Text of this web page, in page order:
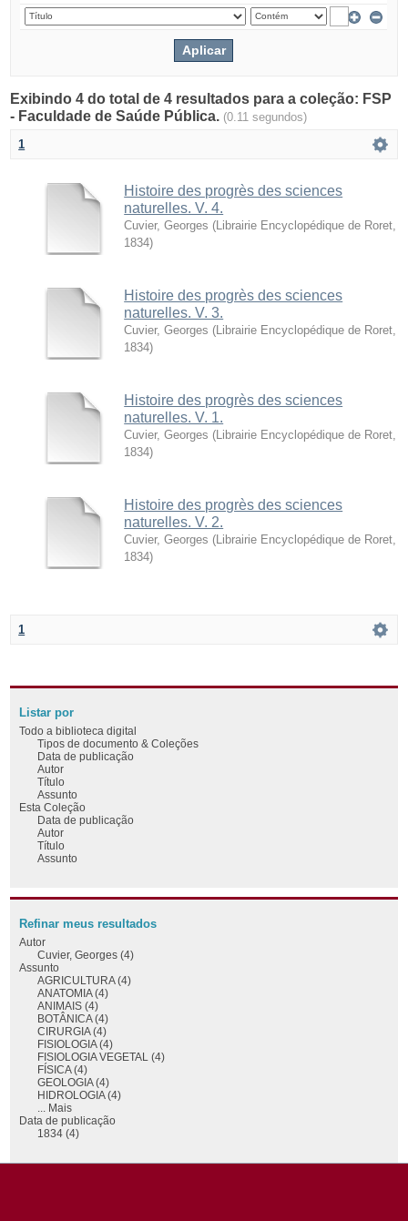
Exibindo 4 do total de 4 resultados para a coleção: FSP
- Faculdade de Saúde Pública. (0.11 segundos)
1
Histoire des progrès des sciences
naturelles. V. 4.
Cuvier, Georges ( Librairie Encyclopédique de Roret
1834)
Histoire des progrès des sciences
naturelles. V. 3.
Cuvier, Georges ( Librairie Encyclopédique de Roret
1834)
Histoire des progrès des sciences
naturelles. V. 1.
Cuvier, Georges ( Librairie Encyclopédique de Roret
1834)
Histoire des progrès des sciences
naturelles. V. 2.
Cuvier, Georges ( Librairie Encyclopédique de Roret
1834)
1
Listar por
Todo a biblioteca digital
Tipos de documento & Coleções
Data de publicação
Autor
Título
Assunto
Esta Coleção
Data de publicação
Autor
Título
Assunto
Refinar meus resultados
Autor
Cuvier, Georges (4)
Assunto
AGRICULTURA (4)
ANATOMIA (4)
ANIMAIS (4)
BOTÂNICA (4)
CIRURGIA (4)
FISIOLOGIA (4)
FISIOLOGIA VEGETAL (4)
FÍSICA (4)
GEOLOGIA (4)
HIDROLOGIA (4)
... Mais
Data de publicação
1834 (4)